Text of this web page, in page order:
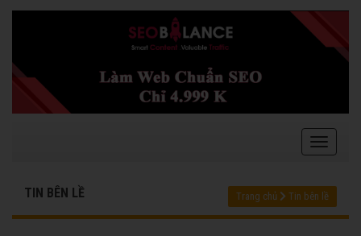
TIN BÊN LỀ Trang chủ Tin bên lề